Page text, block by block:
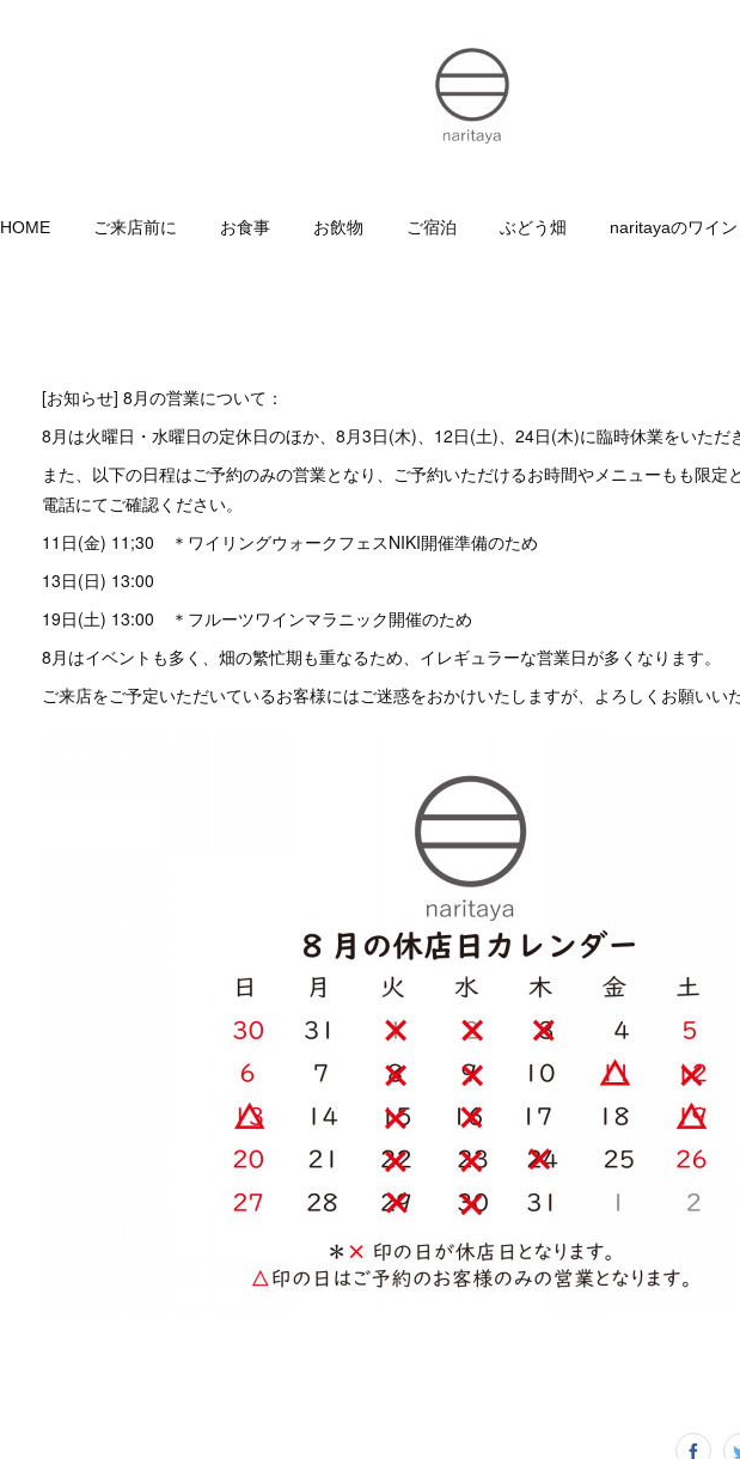
HOME ご来店前に お食事 お飲物 ご宿泊 ぶどう畑 naritayaのワイン
[お知らせ] 8月の営業について：
8月は火曜日・水曜日の定休日のほか、8月3日(木)、12日(土)、24日(木)に臨時休業をいただ
また、以下の日程はご予約のみの営業となり、ご予約いただけるお時間やメニューもも限定
電話にてご確認ください。
11日(金) 11;30 ＊ワイリングウォークフェスNIKI開催準備のため
13日(日) 13:00
19日(土) 13:00 ＊フルーツワインマラニック開催のため
8月はイベントも多く、畑の繁忙期も重なるため、イレギュラーな営業日が多くなります。
ご来店をご予定いただいているお客様にはご迷惑をおかけいたしますが、よろしくお願いい